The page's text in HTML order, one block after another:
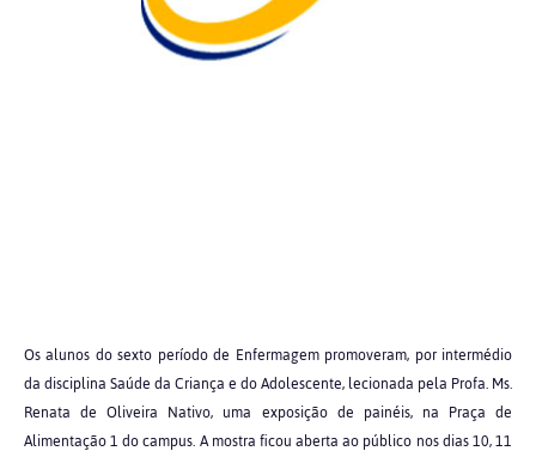
Os alunos do sexto período de Enfermagem promoveram, por intermédio
da disciplina Saúde da Criança e do Adolescente, lecionada pela Profa. Ms.
Renata de Oliveira Nativo, uma exposição de painéis, na Praça de
Alimentação 1 do campus. A mostra ficou aberta ao público nos dias 10, 11